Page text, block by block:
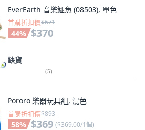
EverEarth 音樂鱷魚 (08503), 單色
首購折扣價$671
44% $370
缺貨
(5)
Pororo 樂器玩具組, 混色
首購折扣價$893
58% $369 ($369.00/1個)